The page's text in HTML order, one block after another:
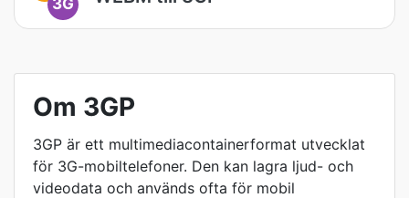
3G
Om 3GP
3GP är ett multimediacontainerformat utvecklat
för 3G-mobiltelefoner. Den kan lagra ljud- och
videodata och används ofta för mobil